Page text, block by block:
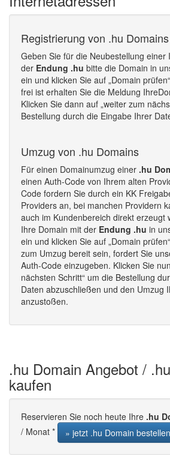
Registrierung von .hu Domains
Geben Sie für die Neubestellung einer
der Endung .hu bitte die Domain in
ein und klicken Sie auf „Domain
frei ist erhalten Sie die Meldung
Klicken Sie dann auf „weiter zum
Bestellung durch die Eingabe Ihrer
Umzug von .hu Domains
Für einen Domainumzug einer .hu
einen Auth-Code von Ihrem alten
Code fordern Sie durch ein KK
Providers an, bei manchen Providern
auch im Kundenbereich direkt erzeugt
Ihre Domain mit der Endung .hu in
ein und klicken Sie auf „Domain
zum Umzug bereit sein, fordert Sie
Auth-Code einzugeben. Klicken Sie
nächsten Schritt“ um die Bestellung
Daten abzuschließen und den Umzug
anzustoßen.
.hu Domain Angebot /
kaufen
Reservieren Sie noch heute Ihre .hu
/ Monat *
» jetzt .hu Domain bestellen